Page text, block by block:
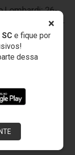
×
SCe fique por
dessa
Lombardi; 26-
Andrade; 25-
17- Rafael
Pablo; 22-
29-